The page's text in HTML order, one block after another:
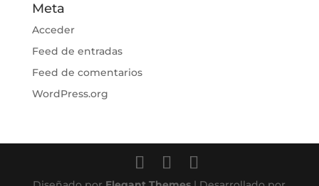
Meta
Acceder
Feed de entradas
Feed de comentarios
WordPress.org